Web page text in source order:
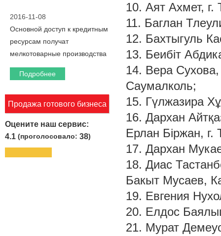
2016-11-08
Основной доступ к кредитным
ресурсам получат
мелкотоварные производства
Подробнее
Продажа готового бизнеса
Оцените наш сервис:
4.1 (проголосовало:38)
10. Аят Ахмет, г.
11. Баглан
12. Бахтыгуль
13. Беибіт
14. Вера Сухова,
Саумалколь;
15. Гүлжазира
16. Дархан
Ерлан Біржан, г.
17. Дархан
18. Диас
Бакыт Мусаев,
19. Евгения
20. Елдос
21. Мурат